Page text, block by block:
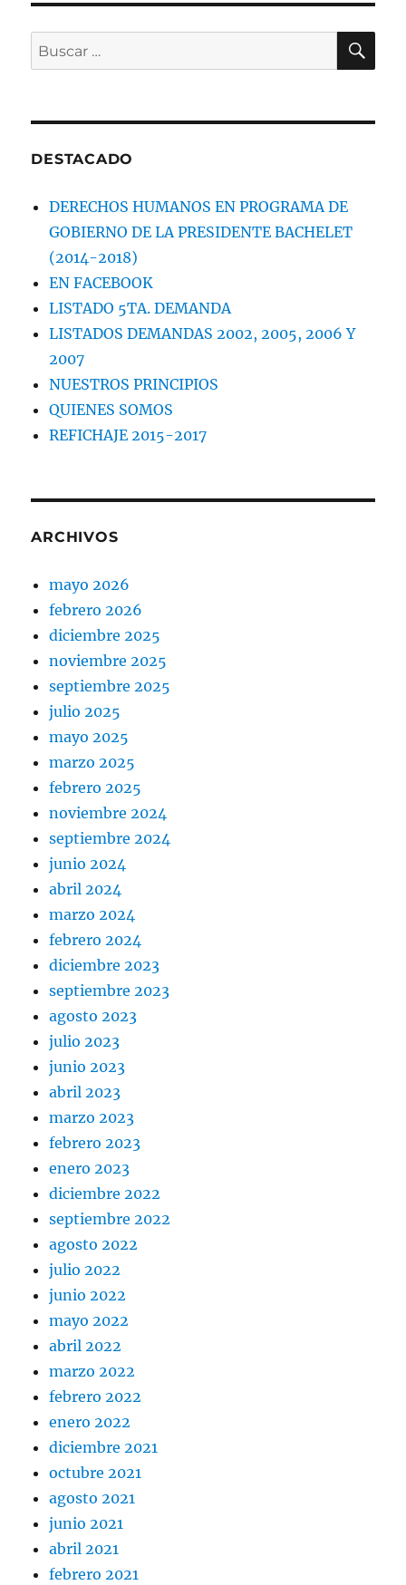
NUESTRA
DEMANDA
Buscar
por:
DESTACADO
DERECHOS HUMANOS EN PROGRAMA DE
GOBIERNO DE LA PRESIDENTE BACHELET
(2014-2018)
EN FACEBOOK
LISTADO 5TA. DEMANDA
LISTADOS DEMANDAS 2002, 2005, 2006 Y
2007
NUESTROS PRINCIPIOS
QUIENES SOMOS
REFICHAJE 2015-2017
ARCHIVOS
mayo 2026
febrero 2026
diciembre 2025
noviembre 2025
septiembre 2025
julio 2025
mayo 2025
marzo 2025
febrero 2025
noviembre 2024
septiembre 2024
junio 2024
abril 2024
marzo 2024
febrero 2024
diciembre 2023
septiembre 2023
agosto 2023
julio 2023
junio 2023
abril 2023
marzo 2023
febrero 2023
enero 2023
diciembre 2022
septiembre 2022
agosto 2022
julio 2022
junio 2022
mayo 2022
abril 2022
marzo 2022
febrero 2022
enero 2022
diciembre 2021
octubre 2021
agosto 2021
junio 2021
abril 2021
febrero 2021